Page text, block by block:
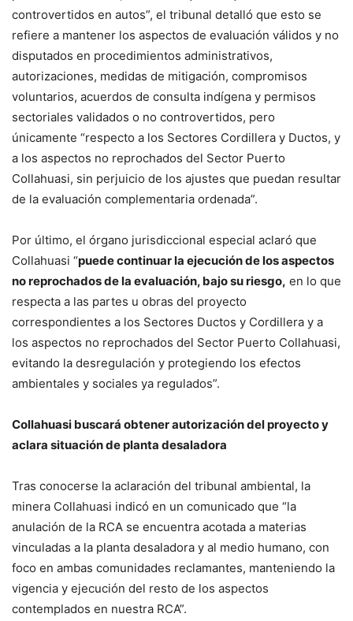
controvertidos en autos”, el tribunal detalló que esto se
refiere a mantener los aspectos de evaluación válidos y no
disputados en procedimientos administrativos,
autorizaciones, medidas de mitigación, compromisos
voluntarios, acuerdos de consulta indígena y permisos
sectoriales validados o no controvertidos, pero
únicamente “respecto a los Sectores Cordillera y Ductos, y
a los aspectos no reprochados del Sector Puerto
Collahuasi, sin perjuicio de los ajustes que puedan resultar
de la evaluación complementaria ordenada”.
Por último, el órgano jurisdiccional especial aclaró que
Collahuasi “puede continuar la ejecución de los aspectos
no reprochados de la evaluación, bajo su riesgo, en lo que
respecta a las partes u obras del proyecto
correspondientes a los Sectores Ductos y Cordillera y a
los aspectos no reprochados del Sector Puerto Collahuasi,
evitando la desregulación y protegiendo los efectos
ambientales y sociales ya regulados”.
Collahuasi buscará obtener autorización del proyecto y
aclara situación de planta desaladora
Tras conocerse la aclaración del tribunal ambiental, la
minera Collahuasi indicó en un comunicado que “la
anulación de la RCA se encuentra acotada a materias
vinculadas a la planta desaladora y al medio humano, con
foco en ambas comunidades reclamantes, manteniendo la
vigencia y ejecución del resto de los aspectos
contemplados en nuestra RCA”.